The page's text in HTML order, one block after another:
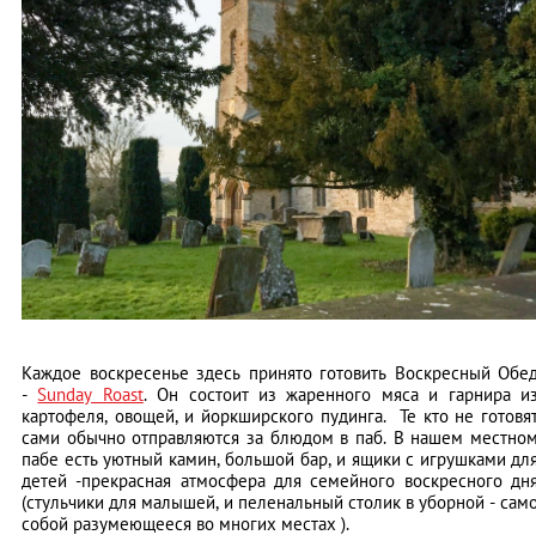
Каждое воскресенье здесь принято готовить Воскресный
-Sunday Roast. Он состоит из жаренного мяса и гарнира
картофеля, овощей, и йоркширского пудинга. Те кто не
сами обычно отправляются за блюдом в паб. В нашем
пабе есть уютный камин, большой бар, и ящики с игрушками
детей -прекрасная атмосфера для семейного воскресного
(стульчики для малышей, и пеленальный столик в уборной -
собой разумеющееся во многих местах ).